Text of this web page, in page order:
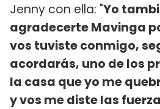
Jenny con ella: "Yo
agradecerte Mavinga
vos tuviste conmigo,
acordarás, uno de los
la casa que yo me
y vos me diste las